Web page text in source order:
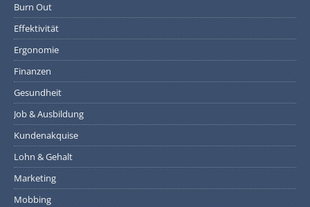
Burn Out
Effektivität
Ergonomie
Finanzen
Gesundheit
Job & Ausbildung
Kundenakquise
Lohn & Gehalt
Marketing
Mobbing